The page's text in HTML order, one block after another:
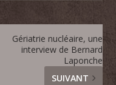
Gériatrie nucléaire, une
interview de Bernard
Laponche
SUIVANT